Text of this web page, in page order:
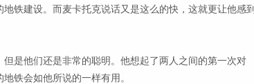
铁建设。而麦卡托克说话又是这么的快，这就更让他感到
是他们还是非常的聪明。他想起了两人之间的第一次对
铁会如他所说的一样有用。